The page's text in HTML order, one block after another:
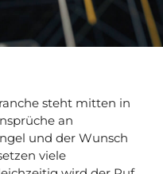
steht mitten in
an
und der Wunsch
viele